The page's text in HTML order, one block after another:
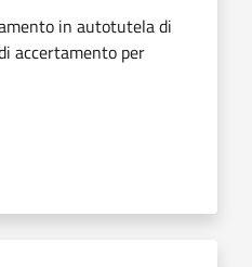
in autotutela di
accertamento per